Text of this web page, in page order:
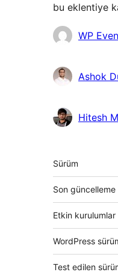
bu eklentiye
KatkıdaWP
Ashok
Hitesh
Meta
Sürüm
Son güncelleme
Etkin kurulumlar
WordPress
Test edilen